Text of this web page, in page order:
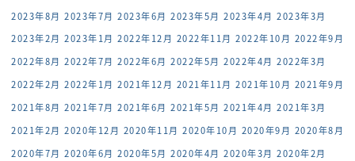
2023年8月 2023年7月 2023年6月 2023年5月 2023年4月 2023年3月
2023年2月 2023年1月 2022年12月 2022年11月 2022年10月 2022年9月
2022年8月 2022年7月 2022年6月 2022年5月 2022年4月 2022年3月
2022年2月 2022年1月 2021年12月 2021年11月 2021年10月 2021年9月
2021年8月 2021年7月 2021年6月 2021年5月 2021年4月 2021年3月
2021年2月 2020年12月 2020年11月 2020年10月 2020年9月 2020年8月
2020年7月 2020年6月 2020年5月 2020年4月 2020年3月 2020年2月